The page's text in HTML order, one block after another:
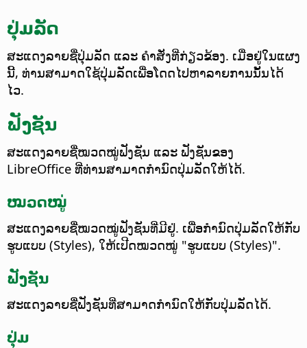
ປຸ່ມລັດ
ສະແດງລາຍຊື່ປຸ່ມລັດ ແລະ ຄຳສັ່ງທີ່ກ່ຽວຂ້ອງ. ເມື່ອຢູ່ໃນແຜງ
ນີ້, ທ່ານສາມາດໃຊ້ປຸ່ມລັດເພື່ອໂດດໄປຫາລາຍການນັ້ນໄດ້
ໄວ.
ຟັງຊັນ
ສະແດງລາຍຊື່ໝວດໝູ່ຟັງຊັນ ແລະ ຟັງຊັນຂອງ
LibreOffice ທີ່ທ່ານສາມາດກຳນົດປຸ່ມລັດໃຫ້ໄດ້.
ໝວດໝູ່
ສະແດງລາຍຊື່ໝວດໝູ່ຟັງຊັນທີ່ມີຢູ່. ເພື່ອກຳນົດປຸ່ມລັດໃຫ້ກັບ
ຮູບແບບ (Styles), ໃຫ້ເປີດໝວດໝູ່ "ຮູບແບບ (Styles)".
ຟັງຊັນ
ສະແດງລາຍຊື່ຟັງຊັນທີ່ສາມາດກຳນົດໃຫ້ກັບປຸ່ມລັດໄດ້.
ປຸ່ມ